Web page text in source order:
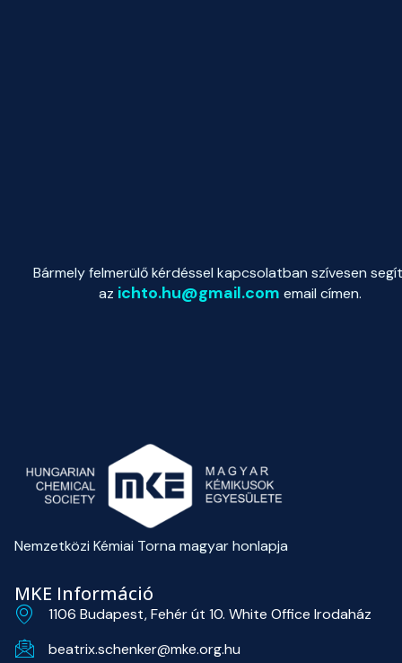
Bármely felmerülő kérdéssel kapcsolatban szívesen
az ichto.hu@gmail.com email címen.
Nemzetközi Kémiai Torna magyar honlapja
MKE Információ
1106 Budapest, Fehér út 10. White Office Irodaház
beatrix.schenker@mke.org.hu